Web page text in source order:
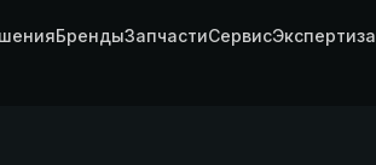
БрендыЗапчастиСервисЭкспертиза